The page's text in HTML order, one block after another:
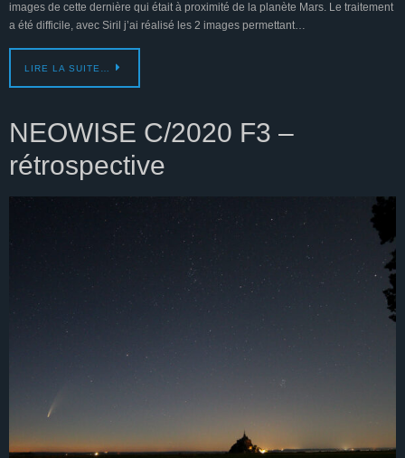
images de cette dernière qui était à proximité de la planète Mars. Le traitement
a été difficile, avec Siril j’ai réalisé les 2 images permettant…
LIRE LA SUITE…
NEOWISE C/2020 F3 –
rétrospective